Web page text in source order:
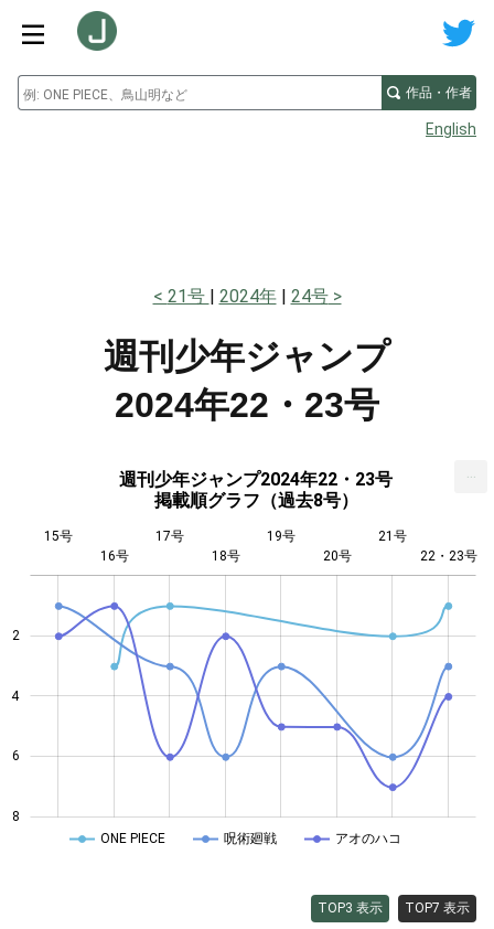
作品・作者
English
21号 2024年 24号
週刊少年ジャンプ
2024年22・23号
週刊少年ジャンプ2024年22・23号
掲載順グラフ（過去8号）
4
2
4
6
8
15号
16号
17号
18号
19号
20号
21号
22・23号
ONE PIECE 呪術廻戦 アオのハコ
TOP3 表示 TOP7 表示